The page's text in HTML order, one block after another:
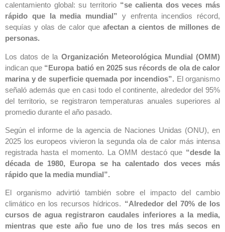
calentamiento global: su territorio “se calienta dos veces más
rápido que la media mundial” y enfrenta incendios récord,
sequías y olas de calor que afectan a cientos de millones de
personas.
Los datos de la Organización Meteorológica Mundial (OMM)
indican que “Europa batió en 2025 sus récords de ola de calor
marina y de superficie quemada por incendios”. El organismo
señaló además que en casi todo el continente, alrededor del 95%
del territorio, se registraron temperaturas anuales superiores al
promedio durante el año pasado.
Según el informe de la agencia de Naciones Unidas (ONU), en
2025 los europeos vivieron la segunda ola de calor más intensa
registrada hasta el momento. La OMM destacó que “desde la
década de 1980, Europa se ha calentado dos veces más
rápido que la media mundial”.
El organismo advirtió también sobre el impacto del cambio
climático en los recursos hídricos. “Alrededor del 70% de los
cursos de agua registraron caudales inferiores a la media,
mientras que este año fue uno de los tres más secos en